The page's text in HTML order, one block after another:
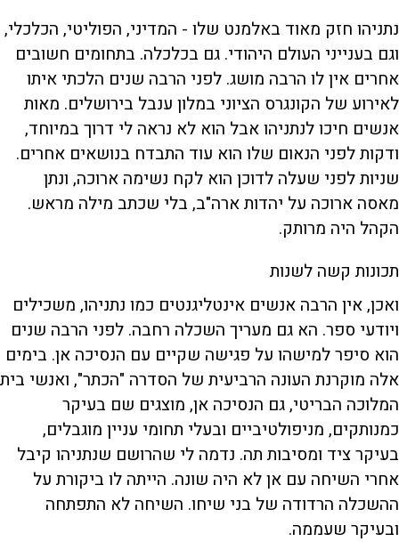
נתניהו חזק מאוד באלמנט שלו - המדיני, הפוליטי, הכלכלי,
וגם בענייני העולם היהודי. גם בכלכלה. בתחומים חשובים
אחרים אין לו הרבה מושג. לפני הרבה שנים הלכתי איתו
לאירוע של הקונגרס הציוני במלון ענבל בירושלים. מאות
אנשים חיכו לנתניהו אבל הוא לא נראה לי דרוך במיוחד,
ודקות לפני הנאום שלו הוא עוד התבדח בנושאים אחרים.
שניות לפני שעלה לדוכן הוא לקח נשימה ארוכה, ונתן
מאסה ארוכה על יהדות ארה"ב, בלי שכתב מילה מראש.
הקהל היה מרותק.
תכונות קשה לשנות
ואכן, אין הרבה אנשים אינטליגנטים כמו נתניהו, משכילים
ויודעי ספר. הא גם מעריך השכלה רחבה. לפני הרבה שנים
הוא סיפר למישהו על פגישה שקיים עם הנסיכה אן. בימים
אלה מוקרנת העונה הרביעית של הסדרה "הכתר", ואנשי בית
המלוכה הבריטי, גם הנסיכה אן, מוצגים שם בעיקר
כמנותקים, מניפולטיביים ובעלי תחומי עניין מוגבלים,
בעיקר ציד ומסיבות תה. נדמה לי שהרושם שנתניהו קיבל
אחרי השיחה עם אן לא היה שונה. הייתה לו ביקורת על
ההשכלה הרדודה של בני שיחו. השיחה לא התפתחה
ובעיקר שעממה.